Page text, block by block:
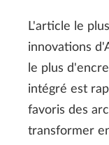
L'article le
innovations
le plus
intégré est
favoris des
transformer